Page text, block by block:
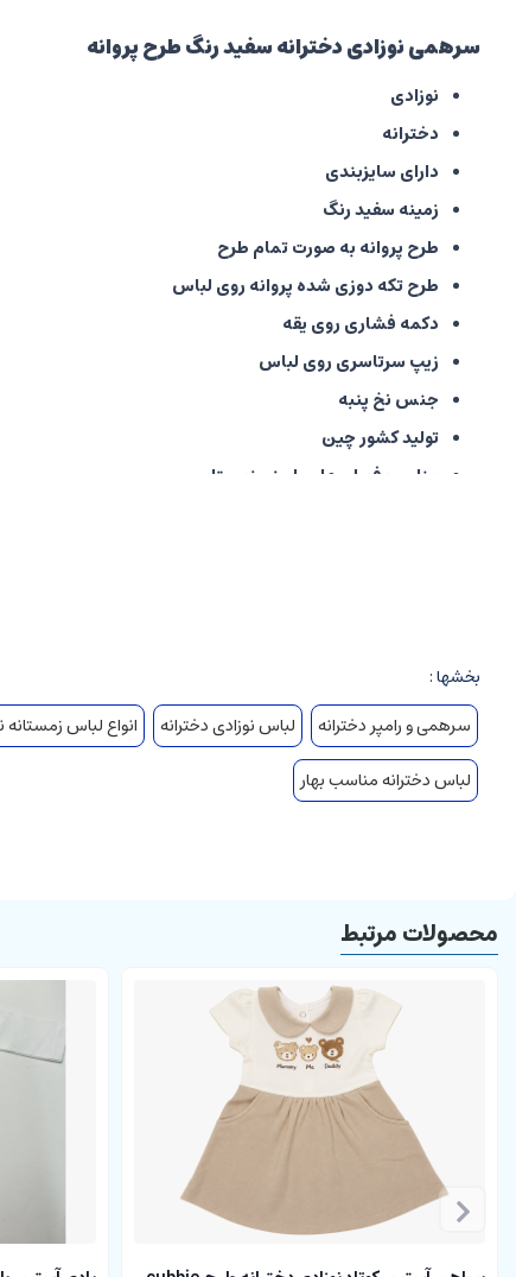
سرهمی نوزادی دخترانه سفید رنگ طرح پروانه
نوزادی
دخترانه
دارای سایزبندی
زمینه سفید رنگ
طرح پروانه به صورت تمام طرح
طرح تکه دوزی شده پروانه روی لباس
دکمه فشاری روی یقه
زیپ سرتاسری روی لباس
جنس نخ پنبه
تولید کشور چین
مناسب فصل بهار، پاییز و زمستان
بخشها :
سرهمی و رامپر دخترانه
لباس نوزادی دخترانه انواع لباس زمستانه
لباس دخترانه مناسب بهار
محصولات مرتبط